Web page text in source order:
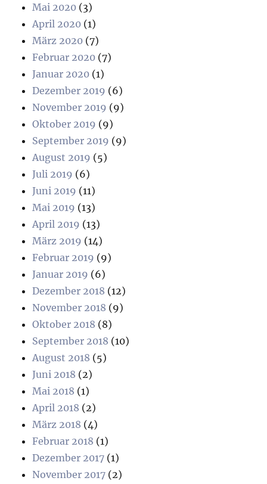
Mai 2020 (3)
April 2020 (1)
März 2020 (7)
Februar 2020 (7)
Januar 2020 (1)
Dezember 2019 (6)
November 2019 (9)
Oktober 2019 (9)
September 2019 (9)
August 2019 (5)
Juli 2019 (6)
Juni 2019 (11)
Mai 2019 (13)
April 2019 (13)
März 2019 (14)
Februar 2019 (9)
Januar 2019 (6)
Dezember 2018 (12)
November 2018 (9)
Oktober 2018 (8)
September 2018 (10)
August 2018 (5)
Juni 2018 (2)
Mai 2018 (1)
April 2018 (2)
März 2018 (4)
Februar 2018 (1)
Dezember 2017 (1)
November 2017 (2)